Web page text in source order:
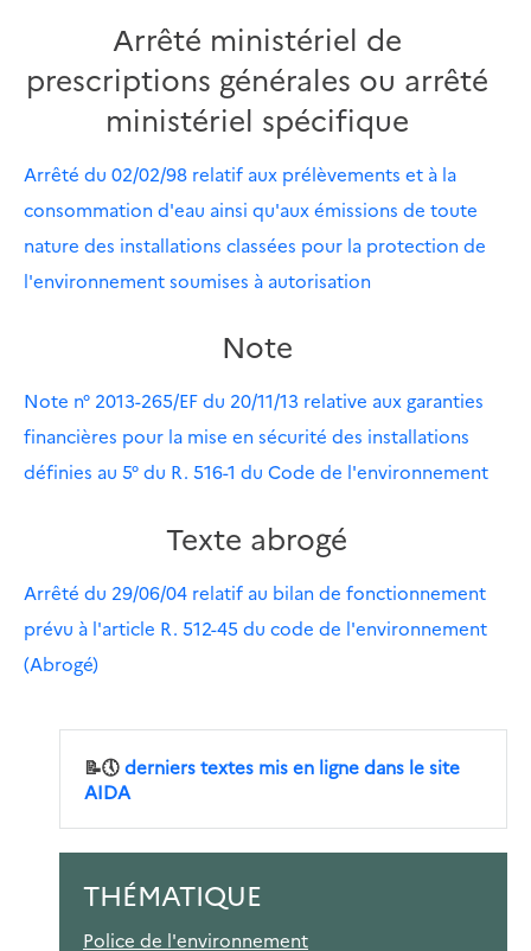
Arrêté ministériel de
prescriptions générales ou arrêté
ministériel spécifique
Arrêté du 02/02/98 relatif aux prélèvements et à la
consommation d'eau ainsi qu'aux émissions de toute
nature des installations classées pour la protection de
l'environnement soumises à autorisation
Note
Note n° 2013-265/EF du 20/11/13 relative aux garanties
financières pour la mise en sécurité des installations
définies au 5° du R. 516-1 du Code de l'environnement
Texte abrogé
Arrêté du 29/06/04 relatif au bilan de fonctionnement
prévu à l'article R. 512-45 du code de l'environnement
(Abrogé)
📝🕔derniers textes mis en ligne dans le site
AIDA
THÉMATIQUE
Police de l'environnement